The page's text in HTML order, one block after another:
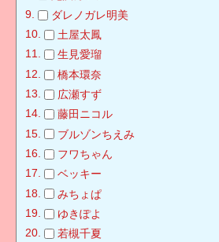
ダレノガレ明美
土屋太鳳
生見愛瑠
橋本環奈
広瀬すず
藤田ニコル
ブルゾンちえみ
フワちゃん
ベッキー
みちょぱ
ゆきぽよ
若槻千夏